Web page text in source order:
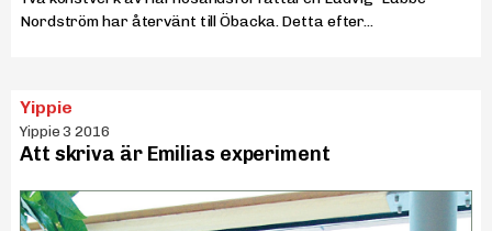
Nordström har återvänt till Öbacka. Detta efter...
Yippie
Yippie 3 2016
Att skriva är Emilias experiment